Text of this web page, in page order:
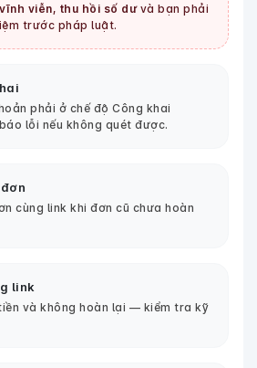
viễn, thu hồi số dưvà bạn phải
trước pháp luật.
phải ở chế độ Công khai
lỗi nếu không quét được.
cùng link khi đơn cũ chưa hoàn
link
và không hoàn lại — kiểm tra kỹ